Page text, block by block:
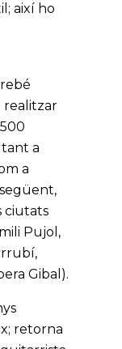
així ho
realitzar
tant a
a
ciutats
Pujol,
Gibal).
retorna